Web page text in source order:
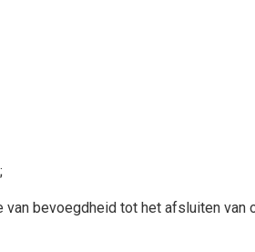
bevoegdheid tot het afsluiten